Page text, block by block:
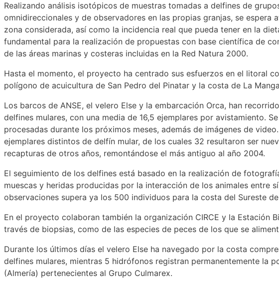
Realizando análisis isotópicos de muestras tomadas a delfines de
omnidireccionales y de observadores en las propias granjas, se
zona considerada, así como la incidencia real que pueda tener en la
fundamental para la realización de propuestas con base científica de
de las áreas marinas y costeras incluidas en la Red Natura 2000.
Hasta el momento, el proyecto ha centrado sus esfuerzos en el litoral
polígono de acuicultura de San Pedro del Pinatar y la costa de La
Los barcos de ANSE, el velero Else y la embarcación Orca, han
delfines mulares, con una media de 16,5 ejemplares por avistamiento.
procesadas durante los próximos meses, además de imágenes de
ejemplares distintos de delfín mular, de los cuales 32 resultaron ser
recapturas de otros años, remontándose el más antiguo al año 2004.
El seguimiento de los delfines está basado en la realización de
muescas y heridas producidas por la interacción de los animales entre
observaciones supera ya los 500 individuos para la costa del Sureste
En el proyecto colaboran también la organización CIRCE y la Estación
través de biopsias, como de las especies de peces de los que se
Durante los últimos días el velero Else ha navegado por la costa
delfines mulares, mientras 5 hidrófonos registran permanentemente la
(Almería) pertenecientes al Grupo Culmarex.